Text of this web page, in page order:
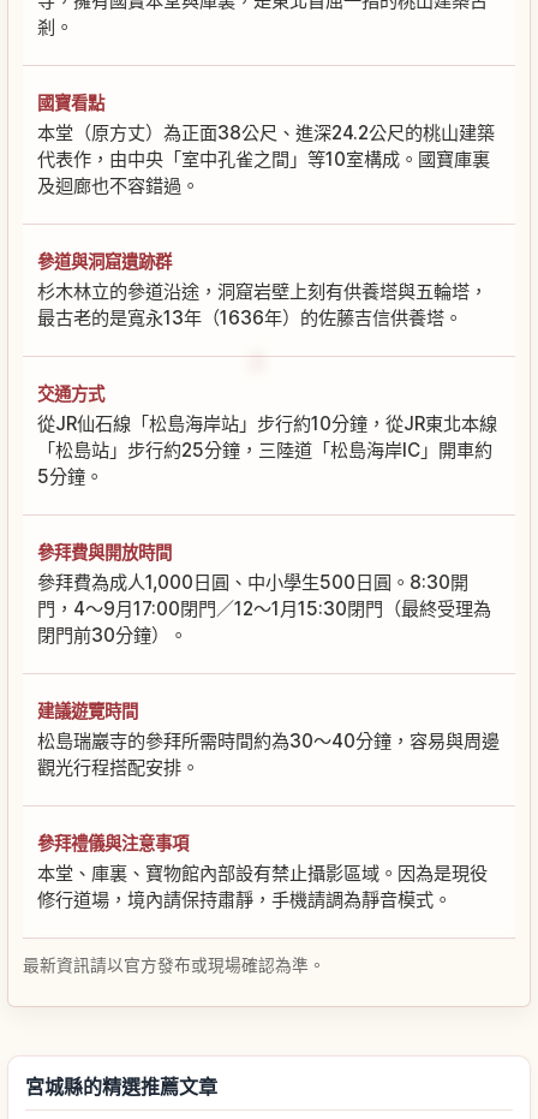
剎。
國寶看點
本堂（原方丈）為正面38公尺、進深24.2公尺的桃山建築
代表作，由中央「室中孔雀之間」等10室構成。國寶庫裏
及迴廊也不容錯過。
參道與洞窟遺跡群
杉木林立的參道沿途，洞窟岩壁上刻有供養塔與五輪塔，
最古老的是寬永13年（1636年）的佐藤吉信供養塔。
交通方式
從JR仙石線「松島海岸站」步行約10分鐘，從JR東北本線
「松島站」步行約25分鐘，三陸道「松島海岸IC」開車約
5分鐘。
參拜費與開放時間
參拜費為成人1,000日圓、中小學生500日圓。8:30開
門，4〜9月17:00閉門／12〜1月15:30閉門（最終受理為
閉門前30分鐘）。
建議遊覽時間
松島瑞巖寺的參拜所需時間約為30〜40分鐘，容易與周邊
觀光行程搭配安排。
參拜禮儀與注意事項
本堂、庫裏、寶物館內部設有禁止攝影區域。因為是現役
修行道場，境內請保持肅靜，手機請調為靜音模式。
最新資訊請以官方發布或現場確認為準。
宮城縣的精選推薦文章